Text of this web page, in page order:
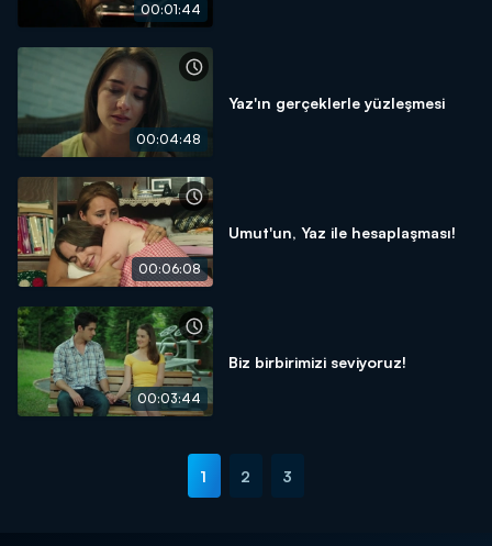
00:01:44
00:04:48
Yaz'ın gerçeklerle yüzleşmesi
00:06:08
Umut'un, Yaz ile hesaplaşması!
00:03:44
Biz birbirimizi seviyoruz!
1 2 3